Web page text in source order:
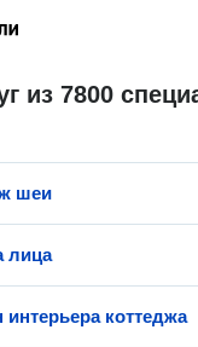
из 7800
шеи
лица
коттеджа